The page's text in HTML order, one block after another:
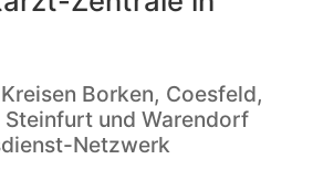
Borken, Coesfeld,
Steinfurt und Warendorf
Netzwerk